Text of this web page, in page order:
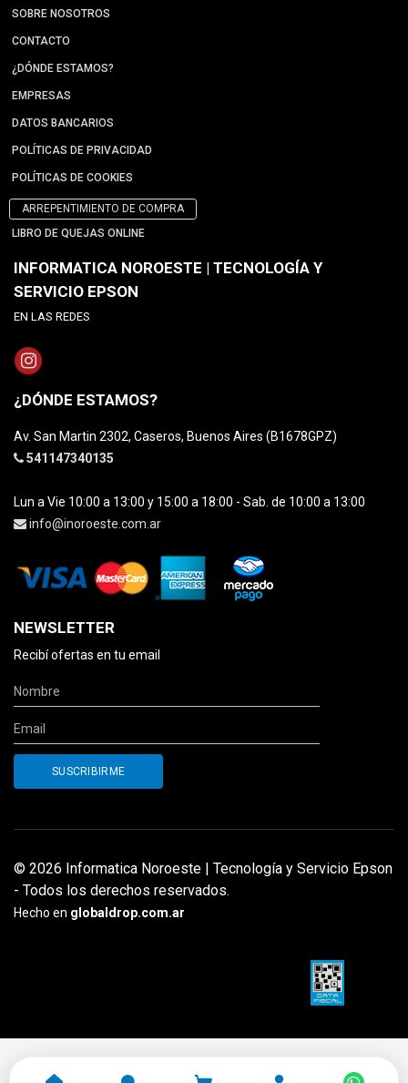
SOBRE NOSOTROS
CONTACTO
¿DÓNDE ESTAMOS?
EMPRESAS
DATOS BANCARIOS
POLÍTICAS DE PRIVACIDAD
POLÍTICAS DE COOKIES
ARREPENTIMIENTO DE COMPRA
LIBRO DE QUEJAS ONLINE
INFORMATICA NOROESTE | TECNOLOGÍA Y
SERVICIO EPSON
EN LAS REDES
¿DÓNDE ESTAMOS?
Av. San Martin 2302, Caseros, Buenos Aires (B1678GPZ)
541147340135
Lun a Vie 10:00 a 13:00 y 15:00 a 18:00 - Sab. de 10:00 a 13:00
info@inoroeste.com.ar
NEWSLETTER
Recibí ofertas en tu email
© 2026 Informatica Noroeste | Tecnología y Servicio Epson
- Todos los derechos reservados.
Hecho en globaldrop.com.ar